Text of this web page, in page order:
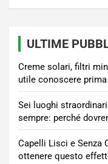
ULTIME
Creme solari, filtri
utile conoscere prima
Sei luoghi
sempre: perché
Capelli Lisci e Senza
ottenere questo